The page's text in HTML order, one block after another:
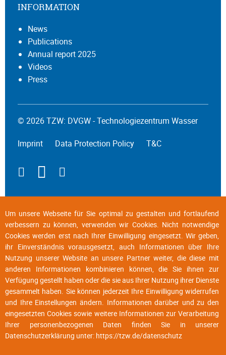
INFORMATION
News
Publications
Annual report 2025
Videos
Press
© 2026 TZW: DVGW - Technologiezentrum Wasser
Imprint Data Protection Policy T&C
Um unsere Webseite für Sie optimal zu gestalten und fortlaufend
verbessern zu können, verwenden wir Cookies. Nicht notwendige
Cookies werden erst nach Ihrer Einwilligung eingesetzt. Wir geben,
ihr Einverständnis vorausgesetzt, auch Informationen über Ihre
Nutzung unserer Website an unsere Partner weiter, die diese mit
anderen Informationen kombinieren können, die Sie ihnen zur
Verfügung gestellt haben oder die sie aus Ihrer Nutzung ihrer Dienste
gesammelt haben. Sie können jederzeit Ihre Einwilligung widerrufen
und Ihre Einstellungen ändern. Informationen darüber und zu den
eingesetzten Cookies sowie weitere Informationen zur Verarbeitung
Ihrer personenbezogenen Daten finden Sie in unserer
Datenschutzerklärung unter: https://tzw.de/datenschutz